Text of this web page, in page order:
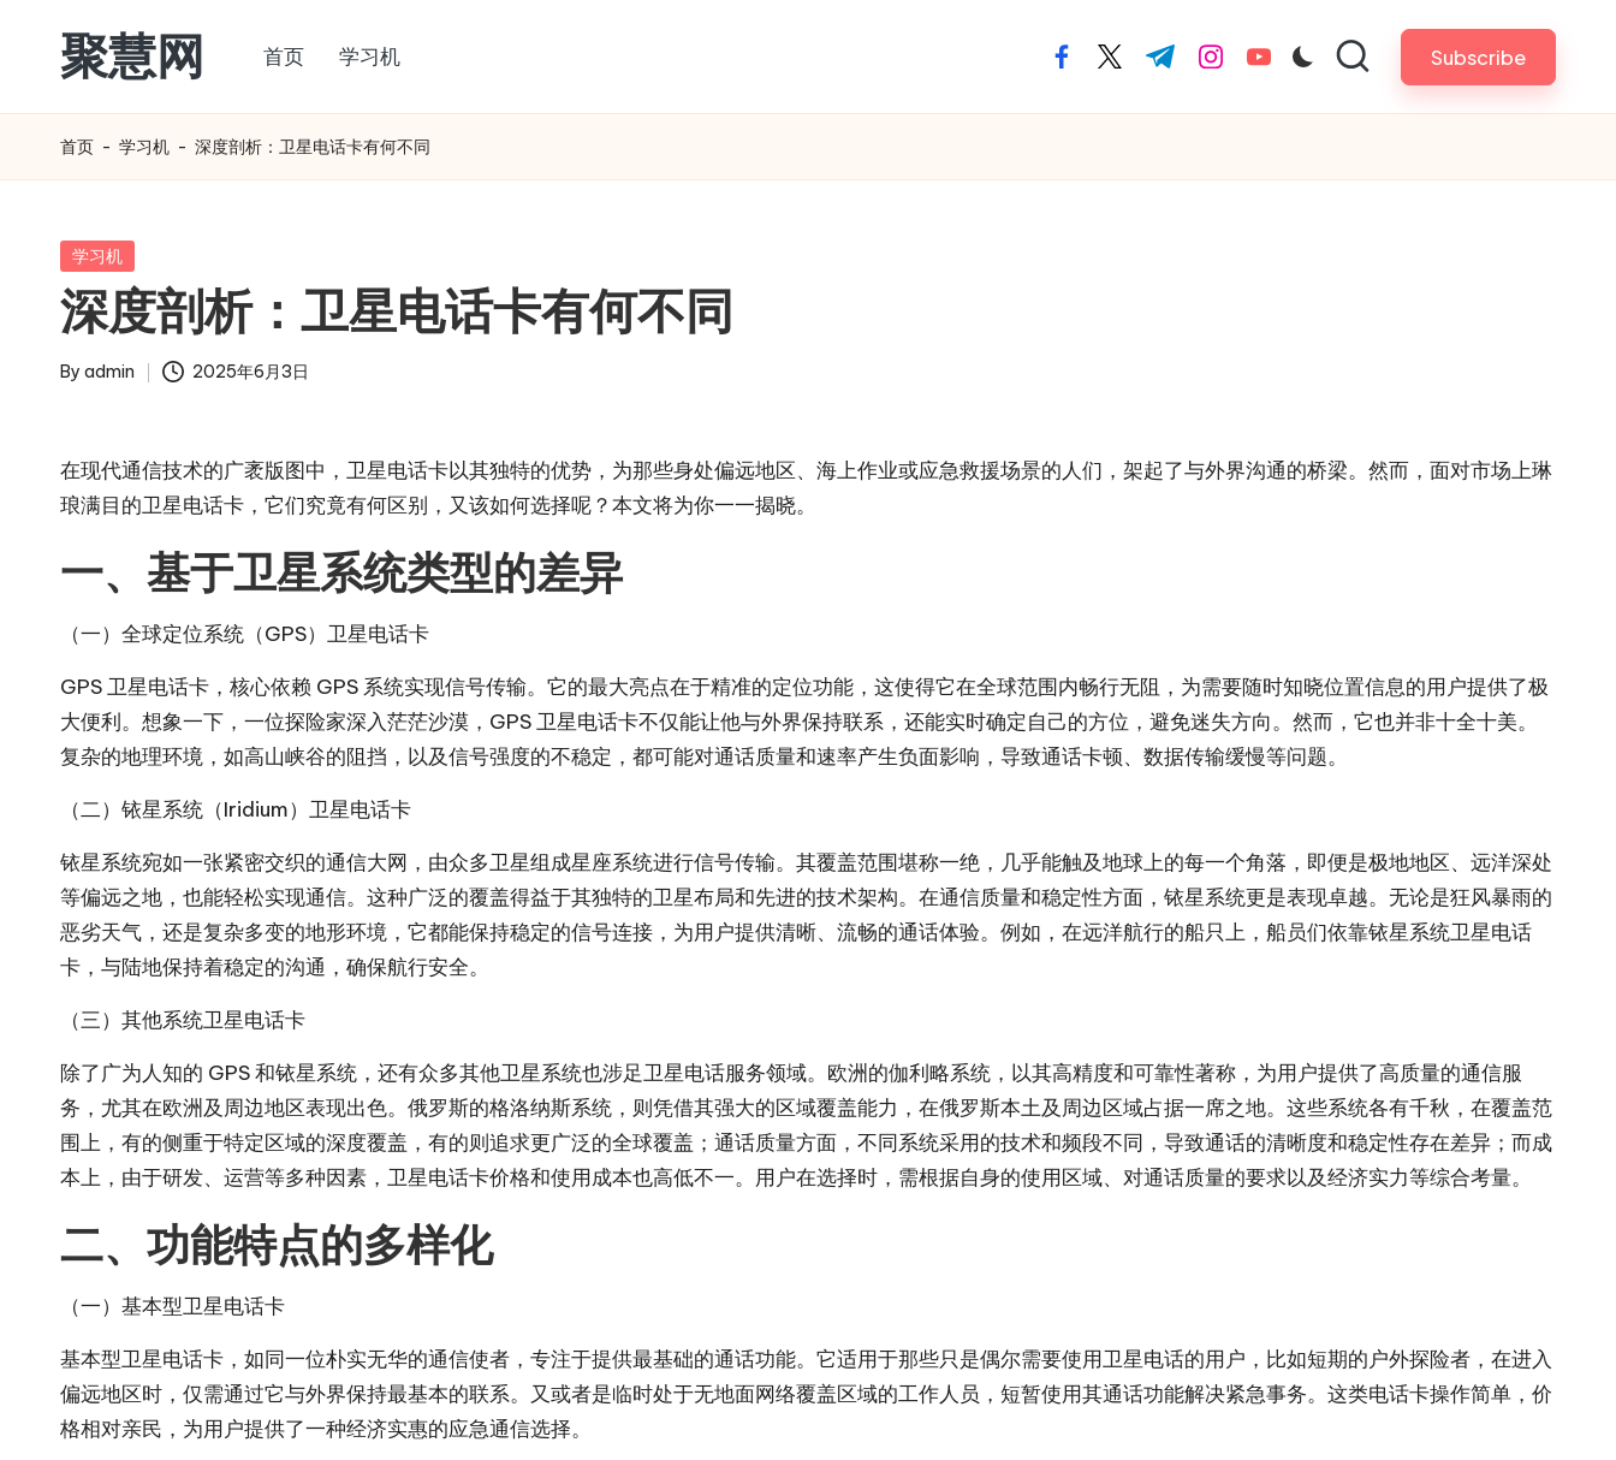
content
聚慧网 首页 学习机 facebook.com
twitter.com
t.me instagram.com
youtube.com Subscribe
首页 - 学习机 - 深度剖析：卫星电话卡有何不同​
Posted
in
学习机
深度剖析：卫星电话卡有何不同​
Posted
By admin 2025年6月3日
在现代通信技术的广袤版图中，卫星电话卡以其独特的优势，为那些身处偏远地区、海上作业或应急救援场景的人们，架起了与外界沟通的桥梁。然而，面对市场上琳
琅满目的卫星电话卡，它们究竟有何区别，又该如何选择呢？本文将为你一一揭晓。
一、基于卫星系统类型的差异
（一）全球定位系统（GPS）卫星电话卡
GPS 卫星电话卡，核心依赖 GPS 系统实现信号传输。它的最大亮点在于精准的定位功能，这使得它在全球范围内畅行无阻，为需要随时知晓位置信息的用户提供了极
大便利。想象一下，一位探险家深入茫茫沙漠，GPS 卫星电话卡不仅能让他与外界保持联系，还能实时确定自己的方位，避免迷失方向。然而，它也并非十全十美。
复杂的地理环境，如高山峡谷的阻挡，以及信号强度的不稳定，都可能对通话质量和速率产生负面影响，导致通话卡顿、数据传输缓慢等问题。
（二）铱星系统（Iridium）卫星电话卡
铱星系统宛如一张紧密交织的通信大网，由众多卫星组成星座系统进行信号传输。其覆盖范围堪称一绝，几乎能触及地球上的每一个角落，即便是极地地区、远洋深处
等偏远之地，也能轻松实现通信。这种广泛的覆盖得益于其独特的卫星布局和先进的技术架构。在通信质量和稳定性方面，铱星系统更是表现卓越。无论是狂风暴雨的
恶劣天气，还是复杂多变的地形环境，它都能保持稳定的信号连接，为用户提供清晰、流畅的通话体验。例如，在远洋航行的船只上，船员们依靠铱星系统卫星电话
卡，与陆地保持着稳定的沟通，确保航行安全。
（三）其他系统卫星电话卡
除了广为人知的 GPS 和铱星系统，还有众多其他卫星系统也涉足卫星电话服务领域。欧洲的伽利略系统，以其高精度和可靠性著称，为用户提供了高质量的通信服
务，尤其在欧洲及周边地区表现出色。俄罗斯的格洛纳斯系统，则凭借其强大的区域覆盖能力，在俄罗斯本土及周边区域占据一席之地。这些系统各有千秋，在覆盖范
围上，有的侧重于特定区域的深度覆盖，有的则追求更广泛的全球覆盖；通话质量方面，不同系统采用的技术和频段不同，导致通话的清晰度和稳定性存在差异；而成
本上，由于研发、运营等多种因素，卫星电话卡价格和使用成本也高低不一。用户在选择时，需根据自身的使用区域、对通话质量的要求以及经济实力等综合考量。
二、功能特点的多样化
（一）基本型卫星电话卡
基本型卫星电话卡，如同一位朴实无华的通信使者，专注于提供最基础的通话功能。它适用于那些只是偶尔需要使用卫星电话的用户，比如短期的户外探险者，在进入
偏远地区时，仅需通过它与外界保持最基本的联系。又或者是临时处于无地面网络覆盖区域的工作人员，短暂使用其通话功能解决紧急事务。这类电话卡操作简单，价
格相对亲民，为用户提供了一种经济实惠的应急通信选择。